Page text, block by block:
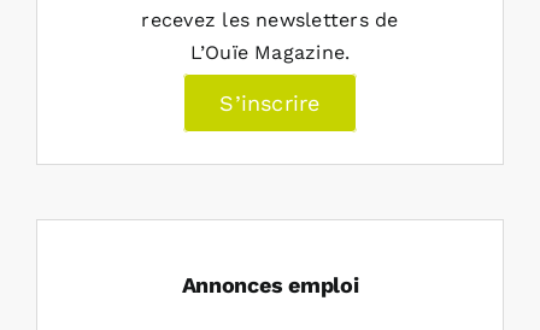
recevez les newsletters de
L’Ouïe Magazine.
S’inscrire
Annonces emploi